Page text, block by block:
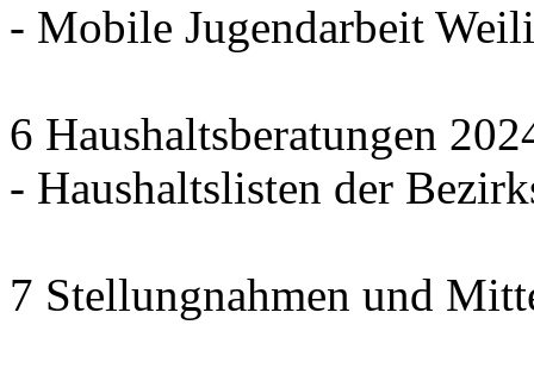
- Mobile Jugendarbeit
6 Haushaltsberatungen
- Haushaltslisten der
7 Stellungnahmen und